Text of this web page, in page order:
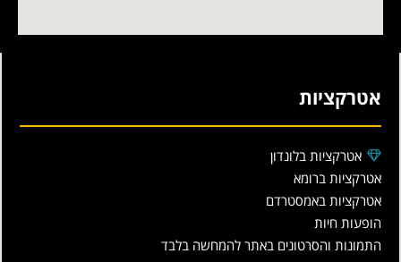
אטרקציות
אטרקציות בלונדון
אטרקציות ברומא
אטרקציות באמסטרדם
הופעות חיות
התמונות והסרטונים באתר להמחשה בלבד